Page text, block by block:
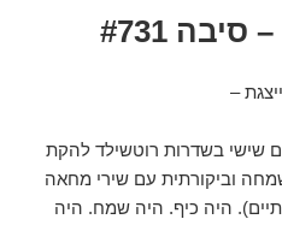
#731
–
שישי בשדרות רוטשילד להקת
וביקורתית עם שירי מחאה
היה כיף. היה שמח. היה